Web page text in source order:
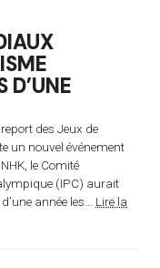
D’UNE
des Jeux de
un nouvel événement
le Comité
(IPC) aurait
année les... Lire la